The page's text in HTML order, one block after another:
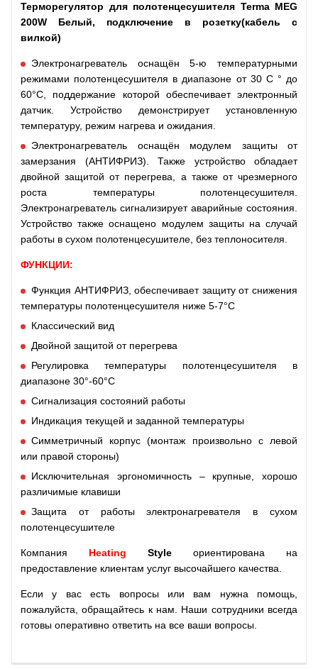
Терморегулятор для полотенцесушителя Terma MEG
200W Белый, подключение в розетку(кабель с
вилкой)
Электронагреватель оснащён 5-ю температурными
режимами полотенцесушителя в диапазоне от 30 C ° до
60°C, поддержание которой обеспечивает электронный
датчик. Устройство демонстрирует установленную
температуру, режим нагрева и ожидания.
Электронагреватель оснащён модулем защиты от
замерзания (АНТИФРИЗ). Также устройство обладает
двойной защитой от перегрева, а также от чрезмерного
роста температуры полотенцесушителя.
Электронагреватель сигнализирует аварийные состояния.
Устройство также оснащено модулем защиты на случай
работы в сухом полотенцесушителе, без теплоносителя.
ФУНКЦИИ:
Функция АНТИФРИЗ, обеспечивает защиту от снижения
температуры полотенцесушителя ниже 5-7°C
Классический вид
Двойной защитой от перегрева
Регулировка температуры полотенцесушителя в
диапазоне 30°-60°C
Сигнализация состояний работы
Индикация текущей и заданной температуры
Симметричный корпус (монтаж произвольно с левой
или правой стороны)
Исключительная эргономичность – крупные, хорошо
различимые клавиши
Защита от работы электронагревателя в сухом
полотенцесушителе
Компания Heating Style ориентирована на
предоставление клиентам услуг высочайшего качества.
Если у вас есть вопросы или вам нужна помощь,
пожалуйста, обращайтесь к нам. Наши сотрудники всегда
готовы оперативно ответить на все ваши вопросы.